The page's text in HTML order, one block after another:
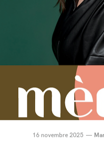
16 novembre 2025